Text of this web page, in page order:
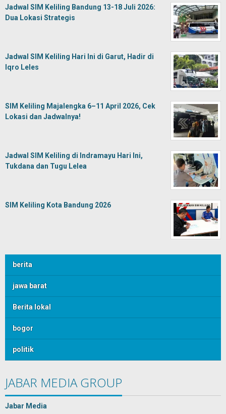
Jadwal SIM Keliling Bandung 13-18 Juli 2026:
Dua Lokasi Strategis
Jadwal SIM Keliling Hari Ini di Garut, Hadir di
Iqro Leles
SIM Keliling Majalengka 6–11 April 2026, Cek
Lokasi dan Jadwalnya!
Jadwal SIM Keliling di Indramayu Hari Ini,
Tukdana dan Tugu Lelea
SIM Keliling Kota Bandung 2026
berita
jawa barat
Berita lokal
bogor
politik
JABAR MEDIA GROUP
Jabar Media